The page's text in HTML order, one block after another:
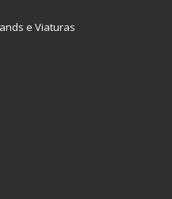
e Viaturas